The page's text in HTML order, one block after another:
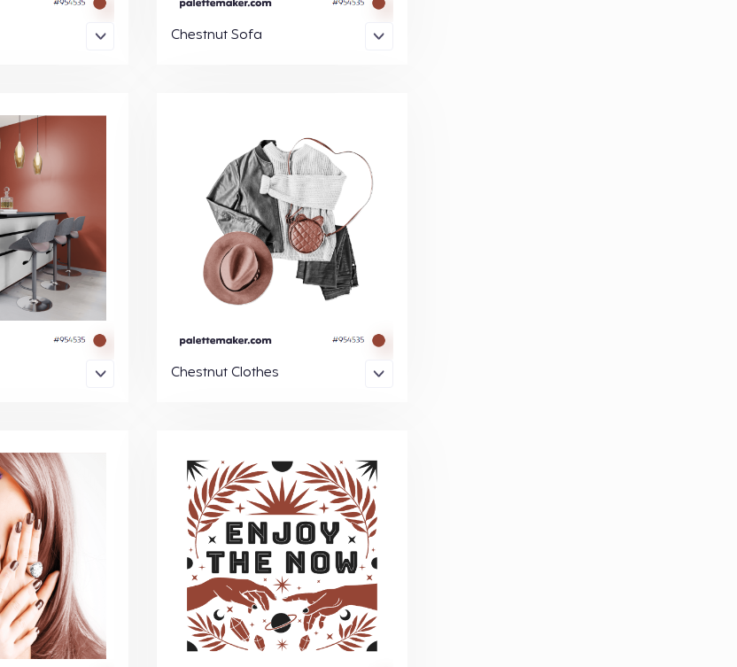
Chestnut Sofa
Chestnut Clothes